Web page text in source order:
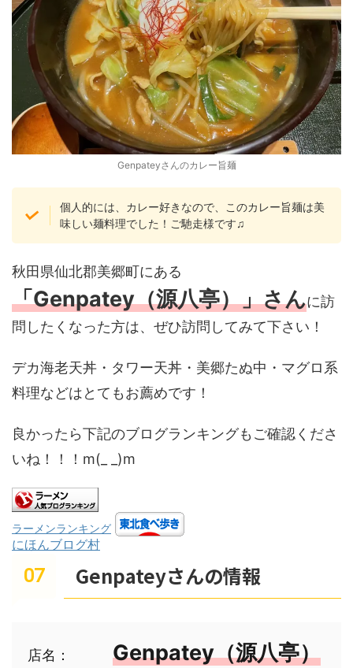
Genpateyさんのカレー旨麺
個人的には、カレー好きなので、このカレー旨麺は美
味しい麺料理でした！ご馳走様です♫
秋田県仙北郡美郷町にある
「Genpatey（源八亭）」さんに訪
問したくなった方は、ぜひ訪問してみて下さい！
デカ海老天丼・タワー天丼・美郷たぬ中・マグロ系
料理などはとてもお薦めです！
良かったら下記のブログランキングもご確認くださ
いね！！！m(_ _)m
ラーメンランキング
にほんブログ村
Genpateyさんの情報
店名： Genpatey（源八亭）